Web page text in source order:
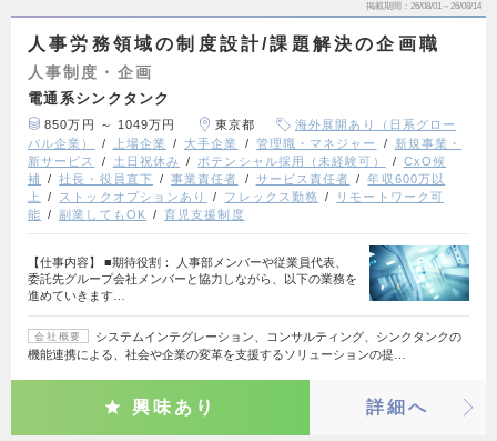
掲載期間 26/08/01～26/08/14
人事労務領域の制度設計/課題解決の企画職
人事制度・企画
電通系シンクタンク
850万円 ～ 1049万円 東京都
海外展開あり（日系グロー
バル企業）
上場企業 大手企業 管理職・マネジャー
新規事業・
新サービス
土日祝休み ポテンシャル採用（未経験可）
CxO候
補
社長・役員直下 事業責任者 サービス責任者
年収600万以
上
ストックオプションあり フレックス勤務
リモートワーク可
能
副業してもOK 育児支援制度
【仕事内容】 ■期待役割： 人事部メンバーや従業員代表、
委託先グループ会社メンバーと協力しながら、以下の業務を
進めていきます…
会社概要
システムインテグレーション、コンサルティング、シンクタンクの
機能連携による、社会や企業の変革を支援するソリューションの提…
興味あり 詳細へ